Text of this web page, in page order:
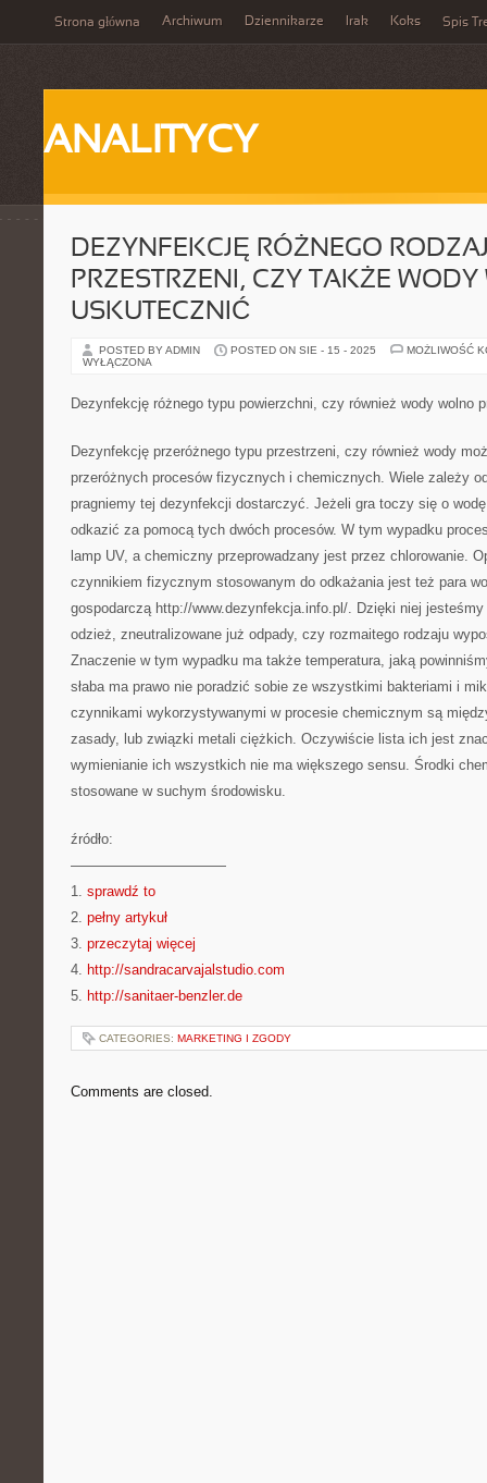
Strona główna Archiwum Dziennikarze Irak Koks Spis
ANALITYCY
DEZYNFEKCJĘ RÓŻNEGO
PRZESTRZENI, CZY TAKŻE
USKUTECZNIĆ
POSTED BY ADMIN POSTED ON SIE - 15 - 2025
MOŻLIWOŚĆ
WYŁĄCZONA
Dezynfekcję różnego typu powierzchni, czy również wody wolno
Dezynfekcję przeróżnego typu przestrzeni, czy również wody
przeróżnych procesów fizycznych i chemicznych. Wiele zależy
pragniemy tej dezynfekcji dostarczyć. Jeżeli gra toczy się o
odkazić za pomocą tych dwóch procesów. W tym wypadku
lamp UV, a chemiczny przeprowadzany jest przez chlorowanie.
czynnikiem fizycznym stosowanym do odkażania jest też para
gospodarczą http://www.dezynfekcja.info.pl/. Dzięki niej
odzież, zneutralizowane już odpady, czy rozmaitego rodzaju
Znaczenie w tym wypadku ma także temperatura, jaką
słaba ma prawo nie poradzić sobie ze wszystkimi bakteriami i
czynnikami wykorzystywanymi w procesie chemicznym są
zasady, lub związki metali ciężkich. Oczywiście lista ich jest
wymienianie ich wszystkich nie ma większego sensu. Środki
stosowane w suchym środowisku.
źródło:
———————————
1. sprawdź to
2. pełny artykuł
3. przeczytaj więcej
4. http://sandracarvajalstudio.com
5. http://sanitaer-benzler.de
CATEGORIES: MARKETING I ZGODY
Comments are closed.